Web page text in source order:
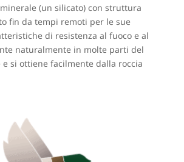
minerale (un silicato) con struttura
fin da tempi remoti per le sue
di resistenza al fuoco e al
naturalmente in molte parti del
si ottiene facilmente dalla roccia